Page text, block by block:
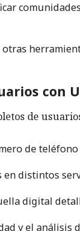
con
de
de teléfono
en distintos
digital
y el análisis